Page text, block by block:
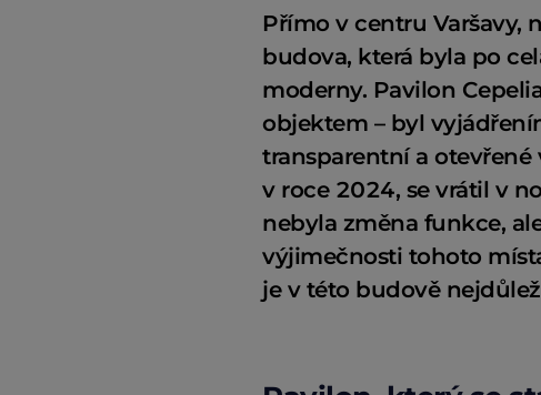
Přímo v centru Varšavy,
budova, která byla po
moderny. Pavilon
objektem – byl
transparentní a
v roce 2024, se vrátil v
nebyla změna funkce,
výjimečnosti tohoto
je v této budově